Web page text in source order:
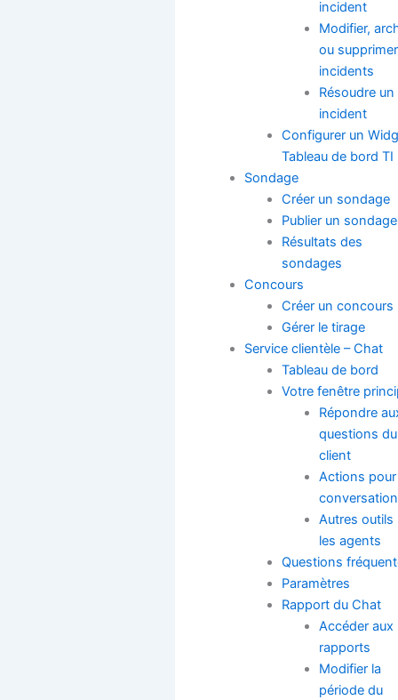
incident
Modifier,
ou
incidents
Résoudre un
incident
Configurer un
Tableau de bord TI
Sondage
Créer un sondage
Publier un sondage
Résultats des
sondages
Concours
Créer un concours
Gérer le tirage
Service clientèle – Chat
Tableau de bord
Votre fenêtre
Répondre
questions du
client
Actions pour
conversation
Autres outils
les agents
Questions
Paramètres
Rapport du Chat
Accéder aux
rapports
Modifier la
période du